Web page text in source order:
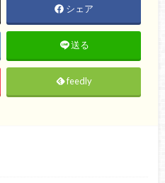
シェア
送る
feedly